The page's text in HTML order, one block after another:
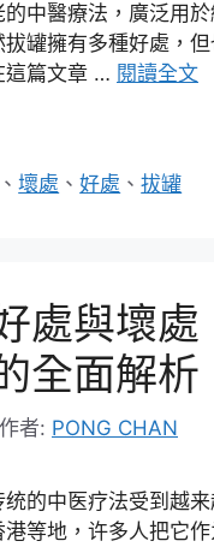
中醫療法，廣泛用於
罐擁有多種好處，
這篇文章 … 閱讀全文
、壞處 、好處 、拔罐
處與壞處
全面解析
作者: PONG CHAN
的中医疗法受到越
等地，许多人把它